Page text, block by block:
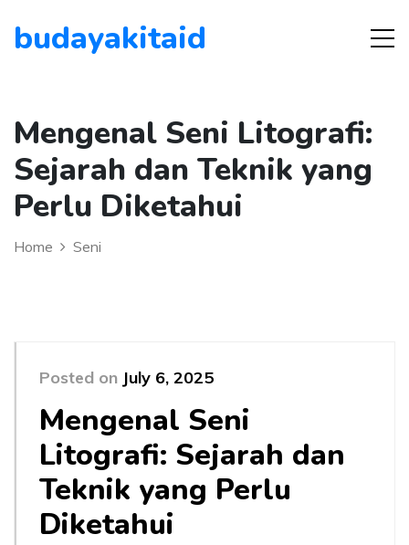
budayakitaid
Mengenal Seni Litografi:
Sejarah dan Teknik yang
Perlu Diketahui
Home Seni
Posted on July 6, 2025
Mengenal Seni
Litografi: Sejarah dan
Teknik yang Perlu
Diketahui